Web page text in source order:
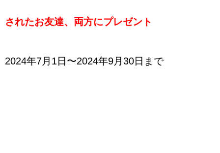
されたお友達、両方にプレゼント
2024年7月1日〜2024年9月30日まで